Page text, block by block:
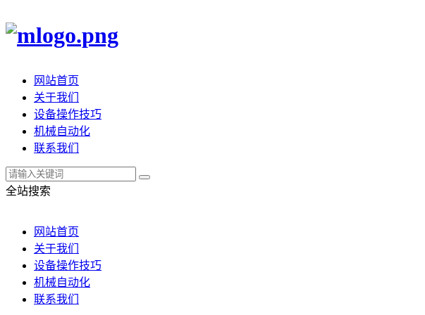
网站首页
关于我们
设备操作技巧
机械自动化
联系我们
全站搜索
网站首页
关于我们
设备操作技巧
机械自动化
联系我们